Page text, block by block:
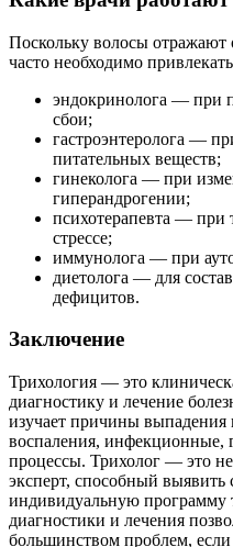
Поскольку волосы отражают
часто необходимо
эндокринолога — при
сбои;
гастроэнтеролога —
питательных веществ;
гинеколога — при
гиперандрогении;
психотерапевта — при
стрессе;
иммунолога — при
диетолога — для
дефицитов.
Заключение
Трихология — это
диагностику и лечение
изучает причины выпадения
воспаления, инфекционные,
процессы. Трихолог — это
эксперт, способный
индивидуальную
диагностики и лечения
большинством проблем,